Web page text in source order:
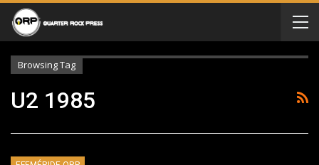
Browsing Tag
U2 1985